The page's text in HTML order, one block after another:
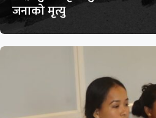
जनाको मृत्यु